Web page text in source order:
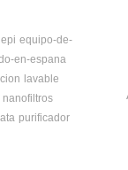
epi equipo-de-
en-espana
lavable
nanofiltros
purificador